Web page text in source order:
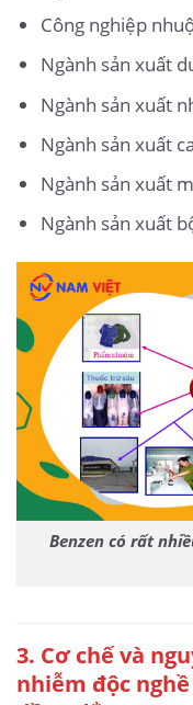
Công nghiệp
Ngành sản xuất
Ngành sản xuất
Ngành sản xuất
Ngành sản xuất
Ngành sản xuất
Benzen có rất
3. Cơ chế và
nhiễm độc